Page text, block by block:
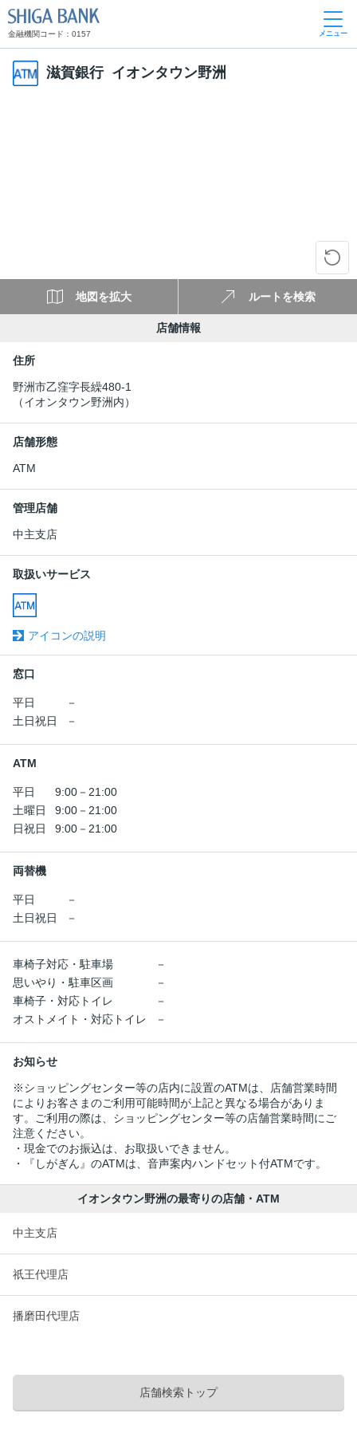
金融機関コード：0157 メニュー
滋賀銀行 イオンタウン野洲
地図を拡大 ルートを検索
店舗情報
住所
野洲市乙窪字長繰480-1
（イオンタウン野洲内）
店舗形態
ATM
管理店舗
中主支店
取扱いサービス
アイコンの説明
窓口
平日
－
土日祝日
－
ATM
平日
9:00－21:00
土曜日
9:00－21:00
日祝日
9:00－21:00
両替機
平日
－
土日祝日
－
車椅子対応・駐車場
－
思いやり・駐車区画
－
車椅子・対応トイレ
－
オストメイト・対応トイレ
－
お知らせ
※ショッピングセンター等の店内に設置のATMは、店舗営業時間
によりお客さまのご利用可能時間が上記と異なる場合がありま
す。ご利用の際は、ショッピングセンター等の店舗営業時間にご
注意ください。
・現金でのお振込は、お取扱いできません。
・『しがぎん』のATMは、音声案内ハンドセット付ATMです。
イオンタウン野洲の最寄りの店舗・ATM
中主支店
祇王代理店
播磨田代理店
店舗検索トップ